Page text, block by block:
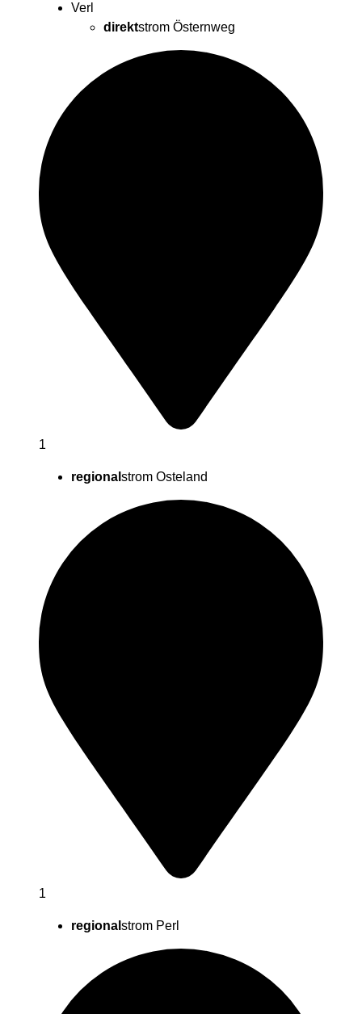
Verl
direktstrom Östernweg
1
regional strom Osteland
1
regional strom Perl